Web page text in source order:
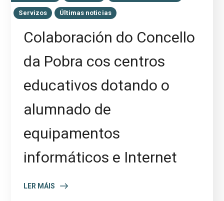
Servizos Últimas noticias
Colaboración do Concello
da Pobra cos centros
educativos dotando o
alumnado de
equipamentos
informáticos e Internet
LER MÁIS